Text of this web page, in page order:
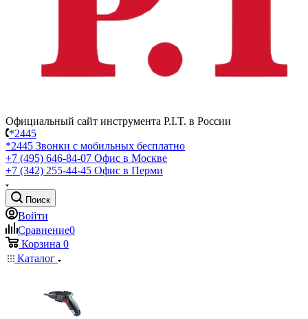
Официальный сайт инструмента P.I.T. в России
*2445
*2445 Звонки с мобильных бесплатно
+7 (495) 646-84-07 Офис в Москве
+7 (342) 255-44-45 Офис в Перми
Поиск
Войти
Сравнение0
Корзина 0
Каталог